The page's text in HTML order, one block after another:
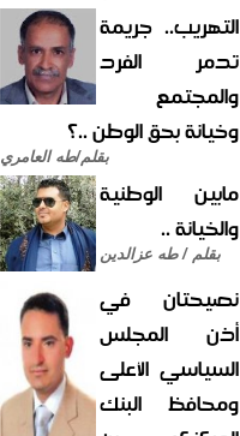
التهريب.. جريمة
تدمر الفرد
والمجتمع
وخيانة بحق الوطن ..؟
بقلم/طه العامري
مابين الوطنية
والخيانة ..
بقلم / طه عزالدين
نصيحتان في
أذن المجلس
السياسي الأعلى
ومحافظ البنك